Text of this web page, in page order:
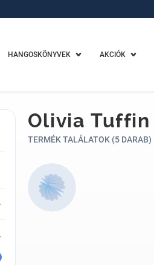
HANGOSKÖNYVEK AKCIÓK
Olivia Tuffin
TERMÉK TALÁLATOK (5 DARAB)